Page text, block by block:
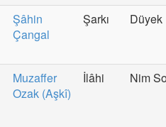
Şâhin
Çangal
Şarkı Düyek
Muzaffer
Ozak (Aşkî)
İlâhi Nim